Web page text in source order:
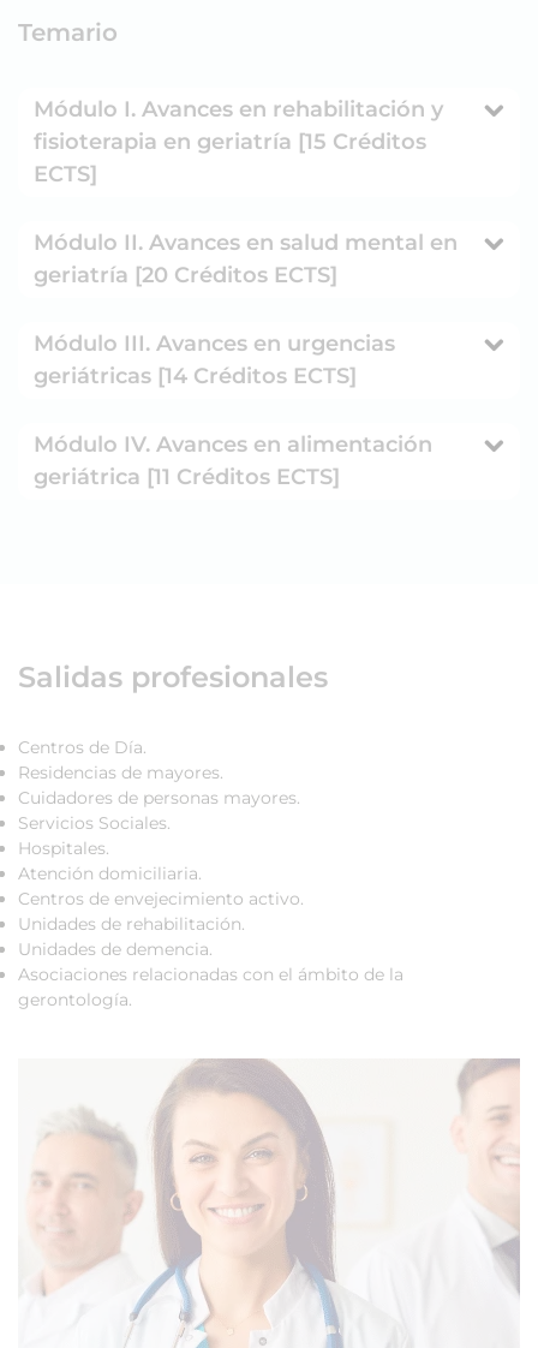
Temario
Módulo I. Avances en rehabilitación y
fisioterapia en geriatría [15 Créditos
ECTS]
Módulo II. Avances en salud mental en
geriatría [20 Créditos ECTS]
Módulo III. Avances en urgencias
geriátricas [14 Créditos ECTS]
Módulo IV. Avances en alimentación
geriátrica [11 Créditos ECTS]
Salidas profesionales
Centros de Día.
Residencias de mayores.
Cuidadores de personas mayores.
Servicios Sociales.
Hospitales.
Atención domiciliaria.
Centros de envejecimiento activo.
Unidades de rehabilitación.
Unidades de demencia.
Asociaciones relacionadas con el ámbito de la
gerontología.